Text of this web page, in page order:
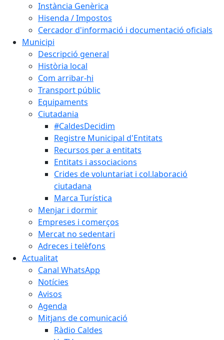
Instància Genèrica
Hisenda / Impostos
Cercador d'informació i documentació oficials
Municipi
Descripció general
Història local
Com arribar-hi
Transport públic
Equipaments
Ciutadania
#CaldesDecidim
Registre Municipal d'Entitats
Recursos per a entitats
Entitats i associacions
Crides de voluntariat i col.laboració
ciutadana
Marca Turística
Menjar i dormir
Empreses i comerços
Mercat no sedentari
Adreces i telèfons
Actualitat
Canal WhatsApp
Notícies
Avisos
Agenda
Mitjans de comunicació
Ràdio Caldes